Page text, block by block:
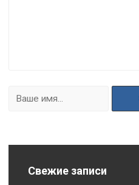
Свежие записи